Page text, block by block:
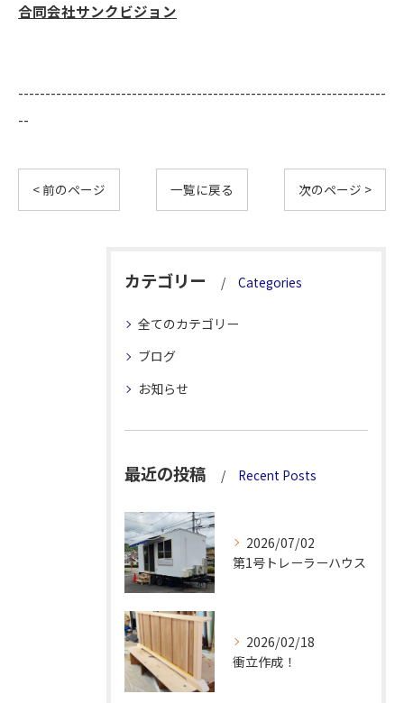
合同会社サンクビジョン
--------------------------------------------------------------------
--
< 前のページ 一覧に戻る 次のページ >
カテゴリー Categories
全てのカテゴリー
ブログ
お知らせ
最近の投稿 Recent Posts
2026/07/02
第1号トレーラーハウス
2026/02/18
衝立作成！